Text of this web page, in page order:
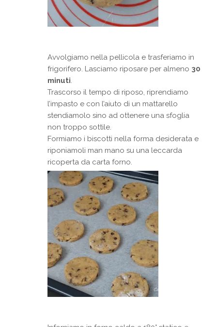
Avvolgiamo nella pellicola e trasferiamo in
frigorifero. Lasciamo riposare per almeno 30
minuti.
Trascorso il tempo di riposo, riprendiamo
l’impasto e con l’aiuto di un mattarello
stendiamolo sino ad ottenere una sfoglia
non troppo sottile.
Formiamo i biscotti nella forma desiderata e
riponiamoli man mano su una leccarda
ricoperta da carta forno.